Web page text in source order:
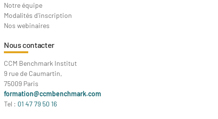
Notre équipe
Modalités d'inscription
Nos webinaires
Nous contacter
CCM Benchmark Institut
9 rue de Caumartin,
75009 Paris
formation@ccmbenchmark.com
Tel : 01 47 79 50 16